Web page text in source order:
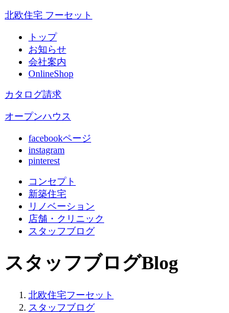
北欧住宅 フーセット
トップ
お知らせ
会社案内
OnlineShop
カタログ請求
オープンハウス
facebookページ
instagram
pinterest
コンセプト
新築住宅
リノベーション
店舗 ・クリニック
スタッフブログ
スタッフブログBlog
北欧住宅フーセット
スタッフブログ